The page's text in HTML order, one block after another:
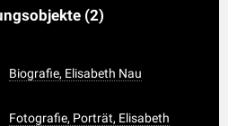
(2)
Biografie, Elisabeth Nau
Fotografie, Porträt, Elisabeth